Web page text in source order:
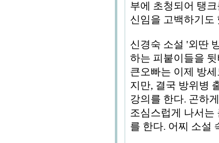
부에 초청되어 탱
신임을 고백하기도
신경숙 소설 '외딴
하는 피붙이들을
큰오빠는 이제 방
지만, 결국 방위병
강의를 한다. 곤하
조심스럽게 나서는
를 한다. 어찌 소설